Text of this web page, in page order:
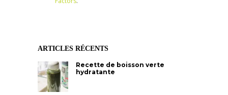
ARTICLES RÉCENTS
Recette de boisson verte
hydratante